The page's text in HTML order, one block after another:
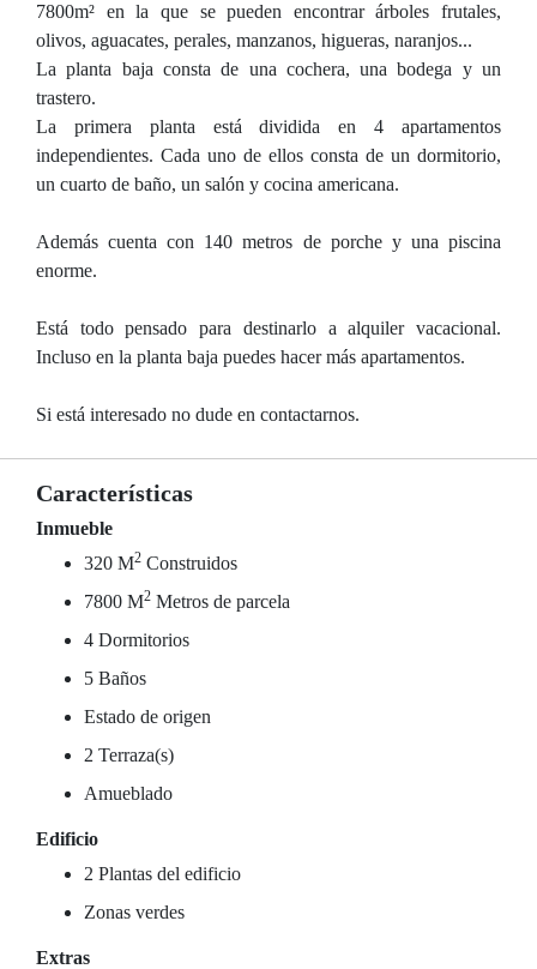
7800m² en la que se pueden encontrar árboles frutales,
olivos, aguacates, perales, manzanos, higueras, naranjos...
La planta baja consta de una cochera, una bodega y un
trastero.
La primera planta está dividida en 4 apartamentos
independientes. Cada uno de ellos consta de un dormitorio,
un cuarto de baño, un salón y cocina americana.
Además cuenta con 140 metros de porche y una piscina
enorme.
Está todo pensado para destinarlo a alquiler vacacional.
Incluso en la planta baja puedes hacer más apartamentos.
Si está interesado no dude en contactarnos.
Características
Inmueble
320 M2 Construidos
7800 M2 Metros de parcela
4 Dormitorios
5 Baños
Estado de origen
2 Terraza(s)
Amueblado
Edificio
2 Plantas del edificio
Zonas verdes
Extras